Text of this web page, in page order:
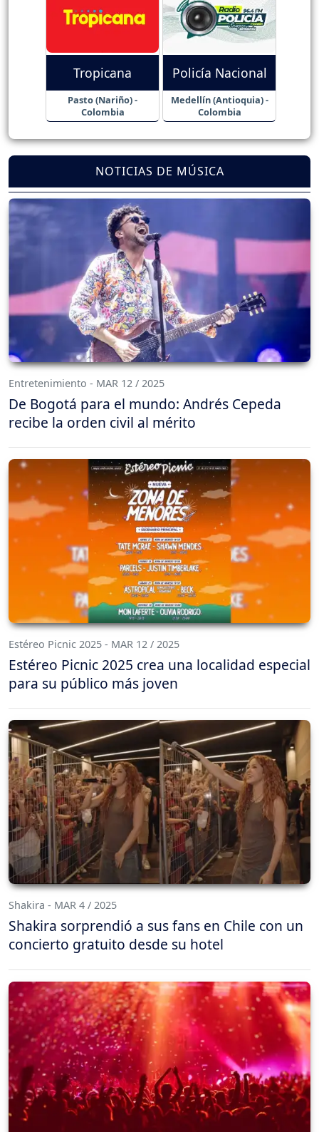
Tropicana
Pasto (Nariño) -
Colombia
Policía Nacional
Medellín (Antioquia) -
Colombia
NOTICIAS DE MÚSICA
Entretenimiento - MAR 12 / 2025
De Bogotá para el mundo: Andrés Cepeda
recibe la orden civil al mérito
Estéreo Picnic 2025 - MAR 12 / 2025
Estéreo Picnic 2025 crea una localidad especial
para su público más joven
Shakira - MAR 4 / 2025
Shakira sorprendió a sus fans en Chile con un
concierto gratuito desde su hotel